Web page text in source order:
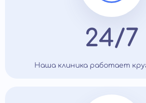
24/7
Наша клиника работает